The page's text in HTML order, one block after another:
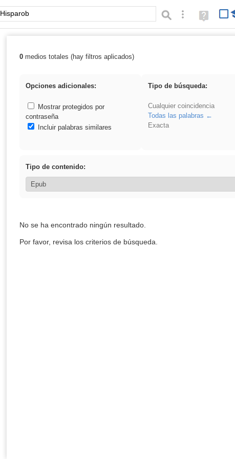
Palabra o frase: Búsqueda avanzada
Ayuda
(en
Resultados de: Hisparob
0medios totales (hay filtros aplicados)
Opciones adicionales:
Mostrar protegidos por
contraseña
Incluir palabras similares
Tipo de búsqueda:
Cualquier coincidencia
Todas las palabras
Exacta
Tipo de contenido:
No se ha encontrado ningún resultado.
Por favor, revisa los criterios de búsqueda.